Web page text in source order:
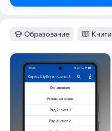
Категория:
Образование Категория
Книги
Скриншоты